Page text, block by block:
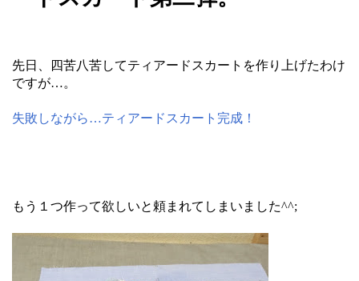
先日、四苦八苦してティアードスカートを作り上げたわけ
ですが…。
失敗しながら…ティアードスカート完成！
もう１つ作って欲しいと頼まれてしまいました^^;